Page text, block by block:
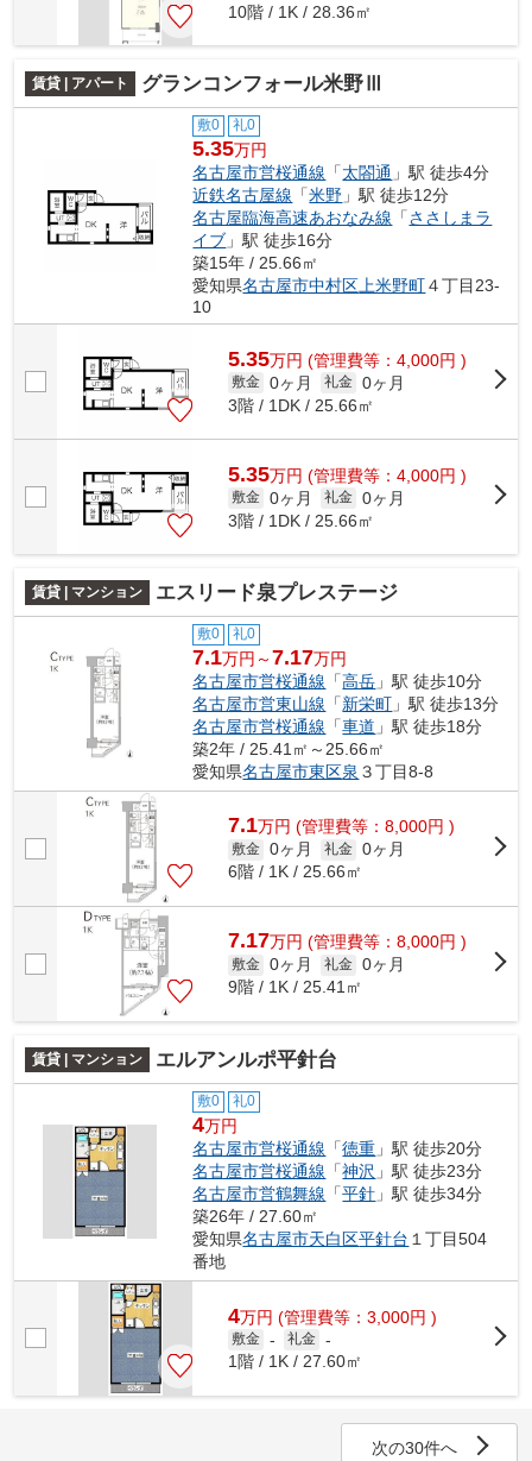
10階 / 1K / 28.36㎡
賃貸 | アパート グランコンフォール米野Ⅲ
敷0 礼0
5.35万円
名古屋市営桜通線 「太閤通 」駅 徒歩4分
近鉄名古屋線 「米野 」駅 徒歩12分
名古屋臨海高速あおなみ線 「ささしまラ
イブ 」駅 徒歩16分
築15年 / 25.66㎡
愛知県名古屋市中村区 上米野町４丁目23-
10
5.35万円 (管理費等：4,000円 )
敷金 0ヶ月 礼金 0ヶ月
3階 / 1DK / 25.66㎡
5.35万円 (管理費等：4,000円 )
敷金 0ヶ月 礼金 0ヶ月
3階 / 1DK / 25.66㎡
賃貸 | マンション エスリード泉プレステージ
敷0 礼0
7.1万円～7.17万円
名古屋市営桜通線 「高岳 」駅 徒歩10分
名古屋市営東山線 「新栄町 」駅 徒歩13分
名古屋市営桜通線 「車道 」駅 徒歩18分
築2年 / 25.41㎡～25.66㎡
愛知県名古屋市東区泉 ３丁目8-8
7.1万円 (管理費等：8,000円 )
敷金 0ヶ月 礼金 0ヶ月
6階 / 1K / 25.66㎡
7.17万円 (管理費等：8,000円 )
敷金 0ヶ月 礼金 0ヶ月
9階 / 1K / 25.41㎡
賃貸 | マンション エルアンルポ平針台
敷0 礼0
4万円
名古屋市営桜通線 「徳重 」駅 徒歩20分
名古屋市営桜通線 「神沢 」駅 徒歩23分
名古屋市営鶴舞線 「平針 」駅 徒歩34分
築26年 / 27.60㎡
愛知県名古屋市天白区平針台 １丁目504
番地
4万円 (管理費等：3,000円 )
敷金 - 礼金 -
1階 / 1K / 27.60㎡
次の30件へ